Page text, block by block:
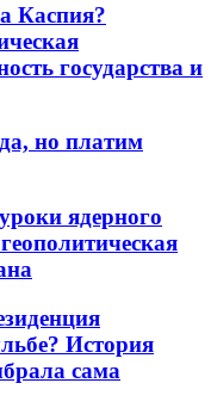
Каспия?
государства и
но платим
ядерного
История
сама